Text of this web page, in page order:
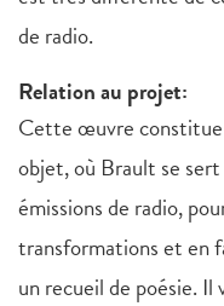
de radio.
Relation au projet:
Cette œuvre constitue
objet, où Brault se
émissions de radio,
transformations et en
un recueil de poésie. Il